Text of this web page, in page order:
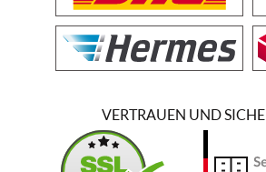
VERTRAUEN UND